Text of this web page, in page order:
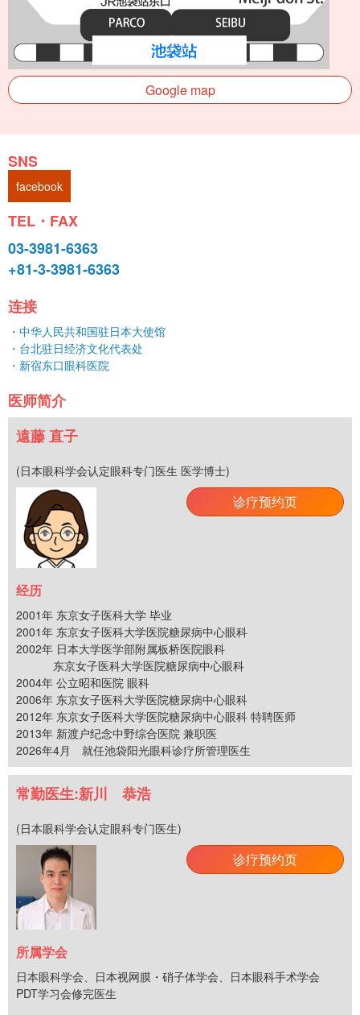
Google map
SNS
facebook
TEL・FAX
03-3981-6363
+81-3-3981-6363
连接
・中华人民共和国驻日本大使馆
・台北驻日经济文化代表处
・新宿东口眼科医院
医师简介
遠藤 直子
(日本眼科学会认定眼科专门医生 医学博士)
诊疗预约页
经历
2001年 东京女子医科大学 毕业
2001年 东京女子医科大学医院糖尿病中心眼科
2002年 日本大学医学部附属板桥医院眼科
东京女子医科大学医院糖尿病中心眼科
2004年 公立昭和医院 眼科
2006年 东京女子医科大学医院糖尿病中心眼科
2012年 东京女子医科大学医院糖尿病中心眼科 特聘医师
2013年 新渡户纪念中野综合医院 兼职医
2026年4月 就任池袋阳光眼科诊疗所管理医生
常勤医生:新川 恭浩
(日本眼科学会认定眼科专门医生)
诊疗预约页
所属学会
日本眼科学会、日本视网膜・硝子体学会、日本眼科手术学会
PDT学习会修完医生